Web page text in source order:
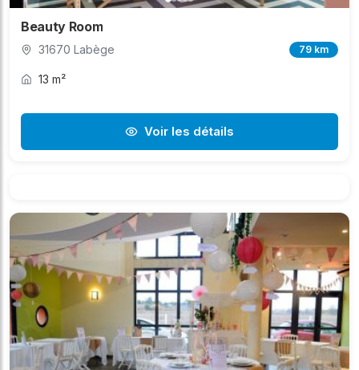
Beauty Room
31670 Labège 79 km
13 m²
Voir les détails